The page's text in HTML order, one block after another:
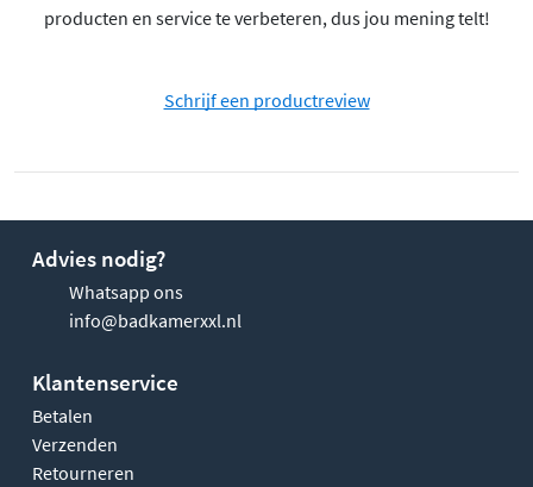
producten en service te verbeteren, dus jou mening telt!
Schrijf een productreview
Advies nodig?
Whatsapp ons
info@badkamerxxl.nl
Klantenservice
Betalen
Verzenden
Retourneren